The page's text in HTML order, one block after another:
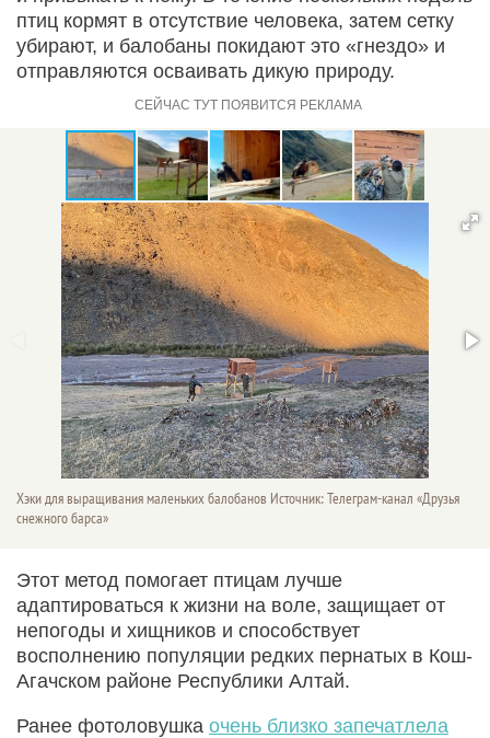
птиц кормят в отсутствие человека, затем сетку
убирают, и балобаны покидают это «гнездо» и
отправляются осваивать дикую природу.
Хэки для выращивания маленьких балобанов Источник: Телеграм-канал «Друзья
снежного барса»
Этот метод помогает птицам лучше
адаптироваться к жизни на воле, защищает от
непогоды и хищников и способствует
восполнению популяции редких пернатых в Кош-
Агачском районе Республики Алтай.
Ранее фотоловушка очень близко запечатлела